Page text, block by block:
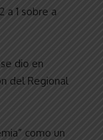
a 1 sobre a
dio en
del Regional
como un